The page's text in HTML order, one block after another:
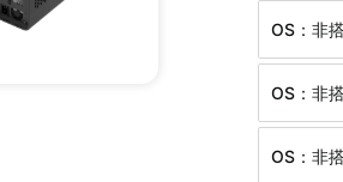
OS：非
OS：非
OS：非